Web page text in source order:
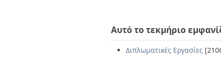
Αυτό το τεκμήριο
Διπλωματικές Εργασίες